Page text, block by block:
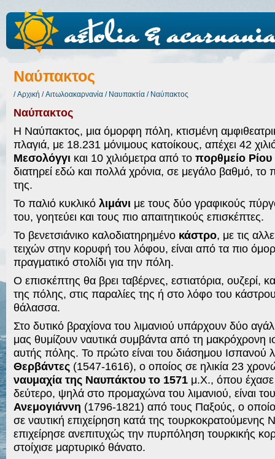
Ναύπακτος
/Αρχική /Αιτωλοακαρνανία / Ναυπακτία / Ναύπακτος
Ναύπακτος
Η Ναύπακτος, μια όμορφη πόλη, κτισμένη
πλαγιά, με 18.231 μόνιμους κατοίκους, απέχει 42
Μεσολόγγι και 10 χιλιόμετρα από το πορθμείο Ρίου
διατηρεί εδώ και πολλά χρόνια, σε μεγάλο βαθμό,
της.
Το παλιό κυκλικό λιμάνι με τους δύο γραφικούς
του, γοητεύει και τους πιο απαιτητικούς επισκέπτες.
Το βενετσιάνικο καλοδιατηρημένο κάστρο, με τις
τειχών στην κορυφή του λόφου, είναι από τα πιο
πραγματικό στολίδι για την πόλη.
Ο επισκέπτης θα βρει ταβέρνες, εστιατόρια, ουζερί,
της πόλης, στις παραλίες της ή στο λόφο του
θάλασσα.
Στο δυτικό βραχίονα του λιμανιού υπάρχουν δύο
μας θυμίζουν ναυτικά συμβάντα από τη μακρόχρονη
αυτής πόλης. Το πρώτο είναι του διάσημου Ισπανού
Θερβάντες (1547-1616), ο οποίος σε ηλικία 23
ναυμαχία της Ναυπάκτου το 1571 μ.Χ., όπου έχασε
δεύτερο, ψηλά στο προμαχώνα του λιμανιού, είναι
Ανεμογιάννη (1796-1821) από τους Παξούς, ο
σε ναυτική επιχείρηση κατά της τουρκοκρατούμενης
επιχείρησε ανεπιτυχώς την πυρπόληση τουρκικής
στοίχισε μαρτυρικό θάνατο.